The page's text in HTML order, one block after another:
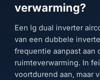
verwarming?
Een lg dual inverter
van een dubbele
frequentie aanpast aan
ruimteverwarming. In
voortdurend aan, maar